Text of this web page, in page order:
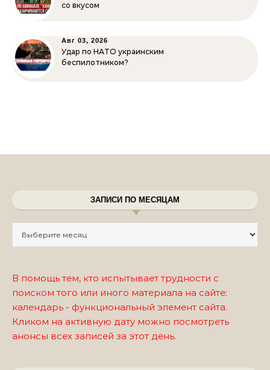
со вкусом
Авг 03, 2026
Удар по НАТО украинским
беспилотником?
ЗАПИСИ ПО МЕСЯЦАМ
В помощь тем, кто испытывает трудности с
поиском того или иного материала на сайте:
календарь - функциональный элемент сайта.
Кликом на активную дату можно посмотреть
анонсы всех записей за этот день.